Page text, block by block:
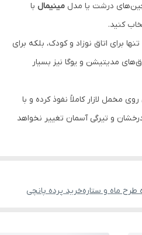
درشت یا مدل مینیمال با
کنید.
برای اتاق نوزاد و کودک، بلکه برای
مدیتیشن و یوگا نیز بسیار
مخمل لازار کاملاً نفوذ کرده و با
و تیرگی آسمان تغییر نخواهد
طرح ماه و ستارهخرید پرده پانچی